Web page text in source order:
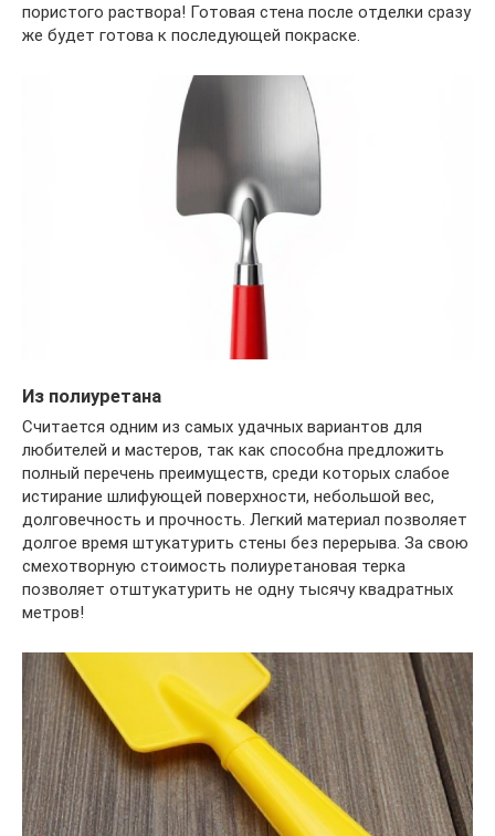
пористого раствора! Готовая стена после отделки сразу
же будет готова к последующей покраске.
Из полиуретана
Считается одним из самых удачных вариантов для
любителей и мастеров, так как способна предложить
полный перечень преимуществ, среди которых слабое
истирание шлифующей поверхности, небольшой вес,
долговечность и прочность. Легкий материал позволяет
долгое время штукатурить стены без перерыва. За свою
смехотворную стоимость полиуретановая терка
позволяет отштукатурить не одну тысячу квадратных
метров!